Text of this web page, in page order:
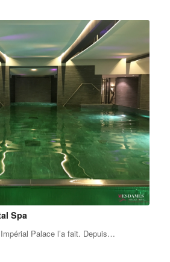
Spa
Palace l’a fait. Depuis…